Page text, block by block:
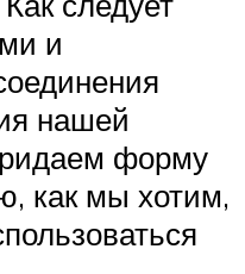
и
нашей
форму
как мы хотим,